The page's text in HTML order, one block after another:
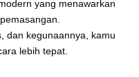
yang menawarkan
dan kegunaannya, kamu
lebih tepat.